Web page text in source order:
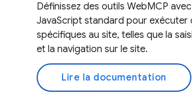
Définissez des outils WebMCP
JavaScript standard pour exécuter
spécifiques au site, telles que la
et la navigation sur le site.
Lire la documentation